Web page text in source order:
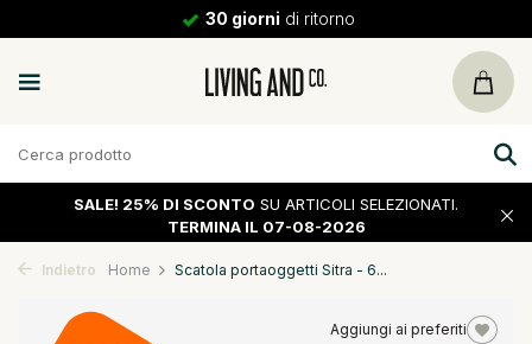
30 giorni di ritorno
SALE! 25% DI SCONTO SU ARTICOLI SELEZIONATI.
TERMINA IL 07-08-2026
Indietro Home Scatola portaoggetti Sitra - 6...
Aggiungi ai preferiti